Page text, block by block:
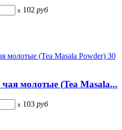
x 102 руб
молотые (Tea Masala...
x 103 руб